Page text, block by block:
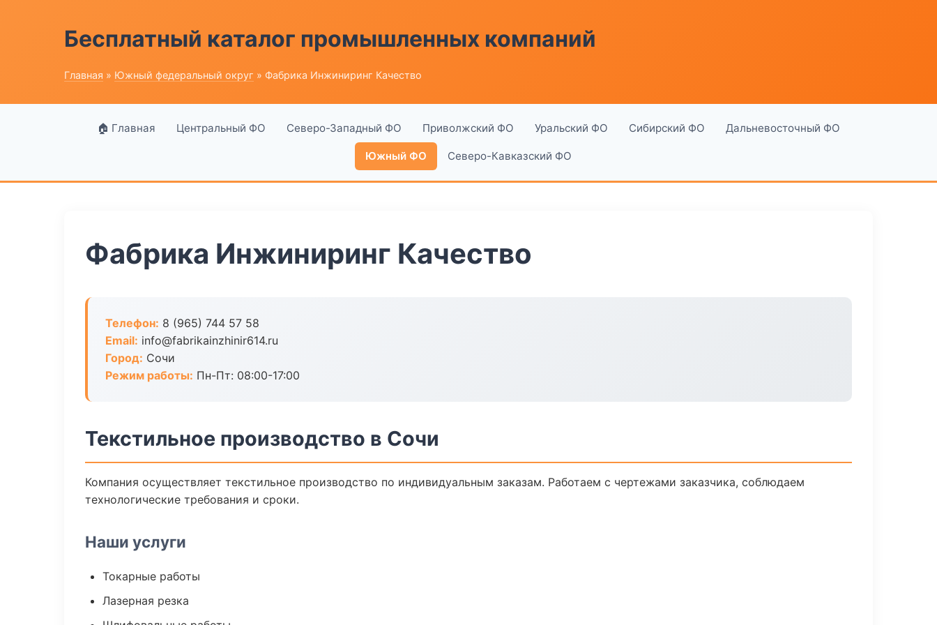
Бесплатный каталог промышленных компаний
Главная » Южный федеральный округ » Фабрика Инжиниринг Качество
🏠 Главная Центральный ФО Северо-Западный ФО Приволжский ФО Уральский ФО Сибирский ФО Дальневосточный ФО
Южный ФО Северо-Кавказский ФО
Фабрика Инжиниринг Качество
Телефон: 8 (965) 744 57 58
Email: info@fabrikainzhinir614.ru
Город: Сочи
Режим работы: Пн-Пт: 08:00-17:00
Текстильное производство в Сочи
Компания осуществляет текстильное производство по индивидуальным заказам. Работаем с чертежами заказчика, соблюдаем
технологические требования и сроки.
Наши услуги
Токарные работы
Лазерная резка